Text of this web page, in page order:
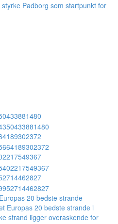
Padborg som startpunkt for
20 bedste strande